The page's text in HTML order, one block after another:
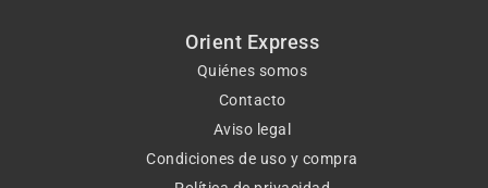
Orient Express
Quiénes somos
Contacto
Aviso legal
Condiciones de uso y compra